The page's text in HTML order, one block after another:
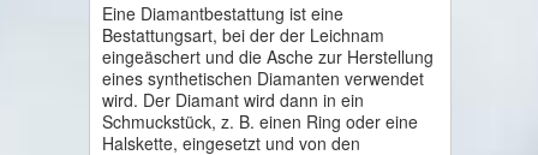
Eine Diamantbestattung ist eine
Bestattungsart, bei der der Leichnam
eingeäschert und die Asche zur Herstellung
eines synthetischen Diamanten verwendet
wird. Der Diamant wird dann in ein
Schmuckstück, z. B. einen Ring oder eine
Halskette, eingesetzt und von den